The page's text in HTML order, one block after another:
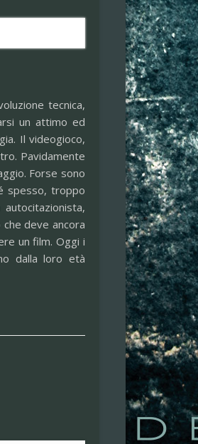
tecnica,
un attimo ed
Il videogioco,
Pavidamente
Forse sono
spesso, troppo
deve ancora
un film. Oggi i
dalla loro età